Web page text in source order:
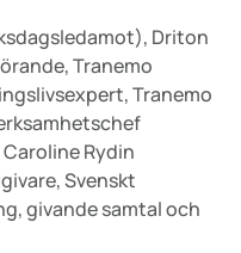
Driton
Tranemo
Tranemo
Rydin
Svenskt
givande samtal och